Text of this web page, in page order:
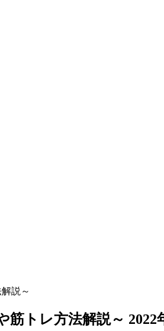
説～
筋トレ方法解説～ 2022